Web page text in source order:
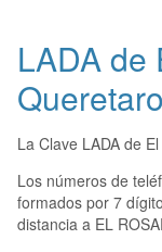
LADA de
La Clave LADA de
Los números de
formados por 7
distancia a EL